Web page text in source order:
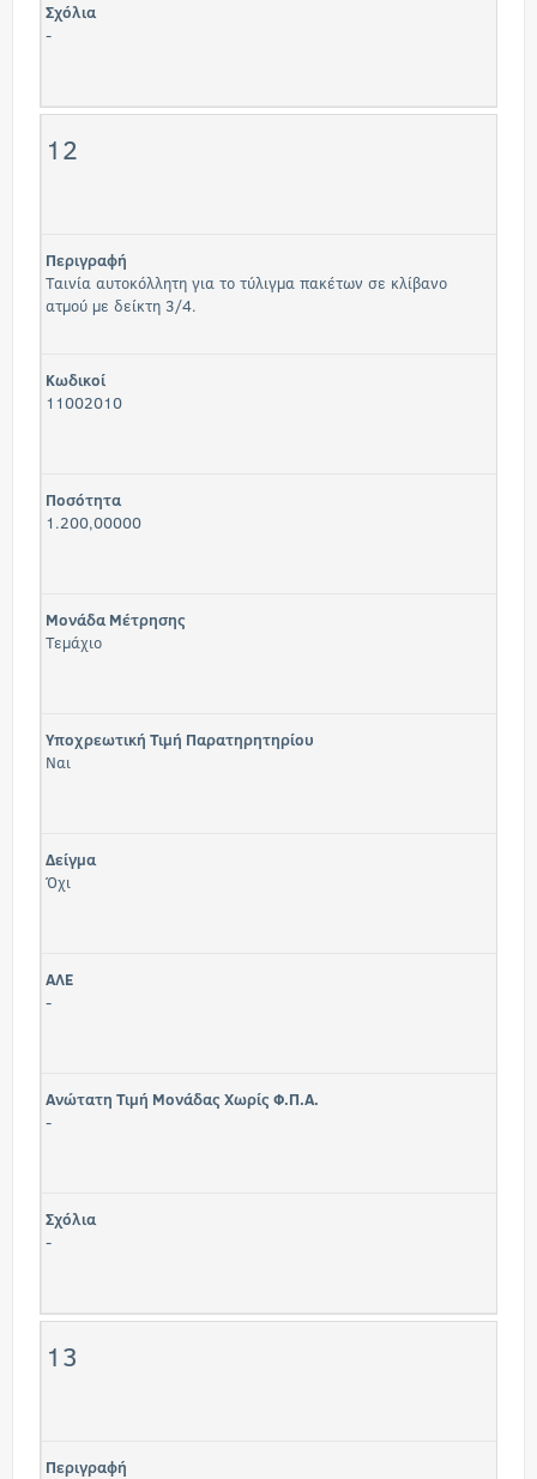
Σχόλια
-
12
Περιγραφή
Ταινία αυτοκόλλητη για το τύλιγμα πακέτων σε κλίβανο
ατμού με δείκτη 3/4.
Κωδικοί
11002010
Ποσότητα
1.200,00000
Μονάδα Μέτρησης
Τεμάχιο
Υποχρεωτική Τιμή Παρατηρητηρίου
Ναι
Δείγμα
Όχι
ΑΛΕ
-
Ανώτατη Τιμή Μονάδας Χωρίς Φ.Π.Α.
-
Σχόλια
-
13
Περιγραφή